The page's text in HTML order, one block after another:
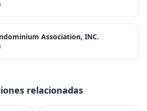
Association, INC.
relacionadas